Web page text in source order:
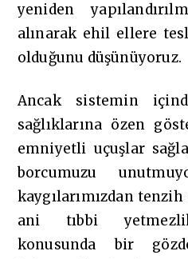
yeniden
alınarak ehil ellere
olduğunu düşünüyoruz.
Ancak sistemin
sağlıklarına özen
emniyetli uçuşlar
borcumuzu
kaygılarımızdan
ani tıbbi
konusunda bir